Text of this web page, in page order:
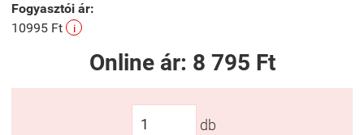
Fogyasztói ár:
10995 Ft
i
Online ár: 8 795 Ft
db